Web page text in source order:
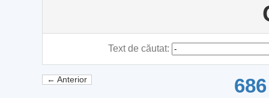
Text de căutat:
← Anterior